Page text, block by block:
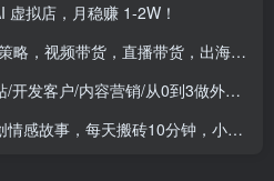
拟店，月稳赚 1-2W！
视频带货，直播带货，出海运营技巧
户/内容营销/从0到3做外贸AI（75节）
，每天搬砖10分钟，小白靠复制粘贴月…